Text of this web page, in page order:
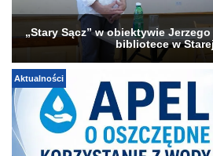
„Stary Sącz” w obiektywie
bibliotece w
Aktualności